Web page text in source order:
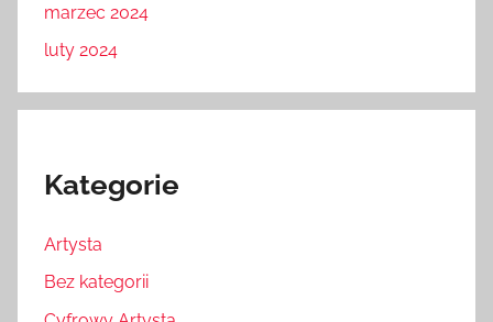
marzec 2024
luty 2024
Kategorie
Artysta
Bez kategorii